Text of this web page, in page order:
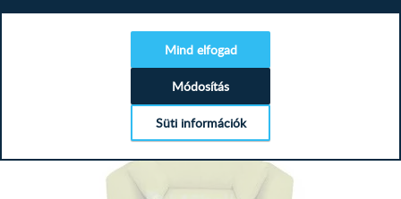
129 900Ft
MEGTEKINTÉS
Mind elfogad
Módosítás
Süti információk